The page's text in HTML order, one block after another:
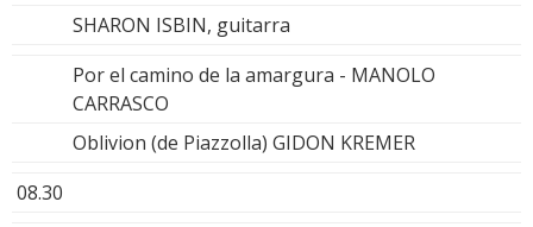
SHARON ISBIN, guitarra
Por el camino de la amargura - MANOLO
CARRASCO
Oblivion (de Piazzolla) GIDON KREMER
08.30